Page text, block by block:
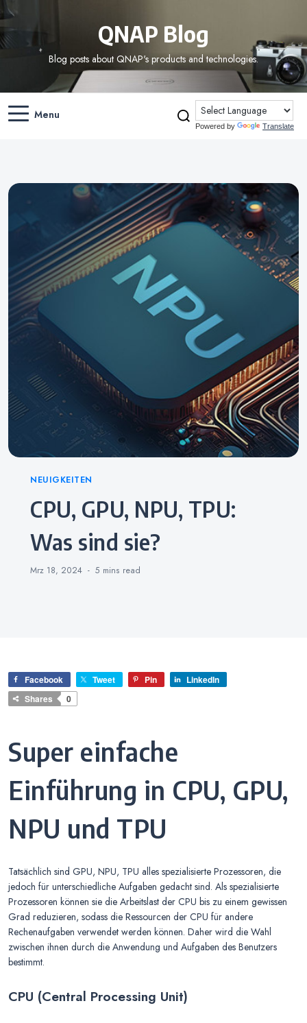
QNAP Blog
Blog posts about QNAP's products and technologies.
Menu
Powered by Translate
Categories
NEUIGKEITEN
CPU, GPU, NPU, TPU:
Was sind sie?
Mrz 18, 2024 5 mins read
Facebook Tweet Pin
LinkedIn
Shares
0
Super einfache
Einführung in CPU, GPU,
NPU und TPU
Tatsächlich sind GPU, NPU, TPU alles spezialisierte Prozessoren, die
jedoch für unterschiedliche Aufgaben gedacht sind. Als spezialisierte
Prozessoren können sie die Arbeitslast der CPU bis zu einem gewissen
Grad reduzieren, sodass die Ressourcen der CPU für andere
Rechenaufgaben verwendet werden können. Daher wird die Wahl
zwischen ihnen durch die Anwendung und Aufgaben des Benutzers
bestimmt.
CPU (Central Processing Unit)